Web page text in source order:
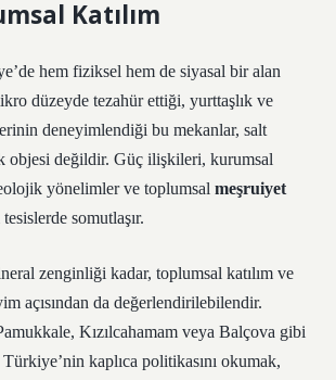
Katılım
hem fiziksel hem de siyasal bir alan
düzeyde tezahür ettiği, yurttaşlık ve
deneyimlendiği bu mekanlar, salt
objesi değildir. Güç ilişkileri, kurumsal
yönelimler ve toplumsal meşruiyet
somutlaşır.
zenginliği kadar, toplumsal katılım ve
açısından da değerlendirilebilendir.
Kızılcahamam veya Balçova gibi
kaplıca politikasını okumak,